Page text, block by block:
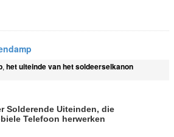
, het uiteinde van het soldeerselkanon
Solderende Uiteinden, die
Telefoon herwerken